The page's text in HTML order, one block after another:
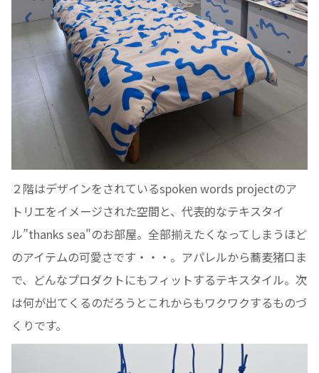
２階はデザインをされているspoken words projectのア
トリエをイメージされた空間と、代表的なテキスタイ
ル”thanks sea"のお部屋。全部揃えたくなってしまうほど
のアイテムの可愛さです・・・。アパレルから蕎麦猪口ま
で、どんなプロダクトにもフィットするテキスタイル。次
は何が出てくるのだろうとこれからもワクワクするものづ
くりです。